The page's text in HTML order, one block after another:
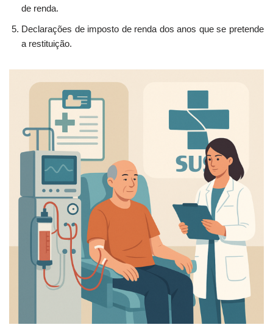
de renda.
Declarações de imposto de renda dos anos que se pretende
a restituição.